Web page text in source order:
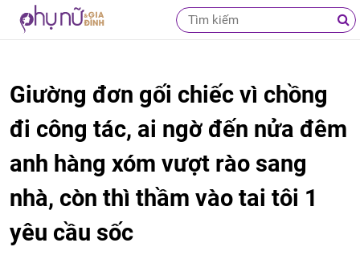
Giường đơn gối chiếc vì chồng
đi công tác, ai ngờ đến nửa đêm
anh hàng xóm vượt rào sang
nhà, còn thì thầm vào tai tôi 1
yêu cầu sốc